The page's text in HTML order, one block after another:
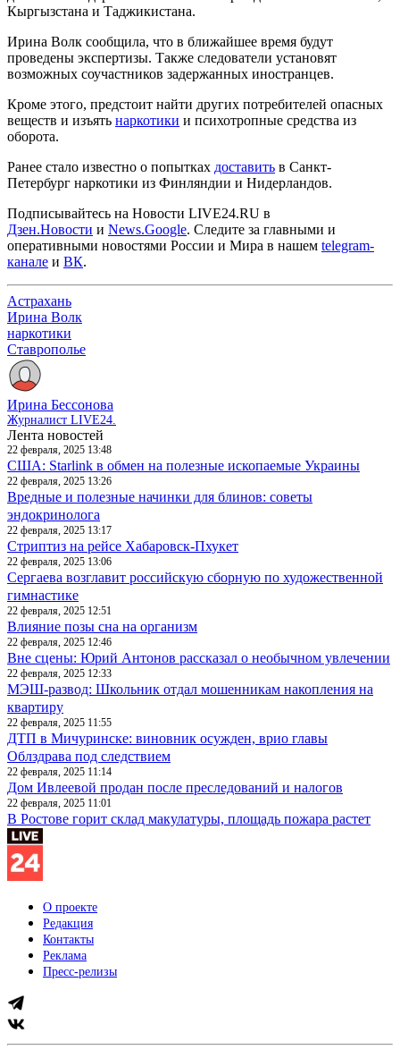
Кыргызстана и Таджикистана.
Ирина Волк сообщила, что в ближайшее время будут
проведены экспертизы. Также следователи установят
возможных соучастников задержанных иностранцев.
Кроме этого, предстоит найти других потребителей опасных
веществ и изъять наркотики и психотропные средства из
оборота.
Ранее стало известно о попытках доставить в Санкт-
Петербург наркотики из Финляндии и Нидерландов.
Подписывайтесь на Новости LIVE24.RU в
Дзен.Новости и News.Google. Следите за главными и
оперативными новостями России и Мира в нашем telegram-
канале и ВК.
Астрахань
Ирина Волк
наркотики
Ставрополье
Ирина Бессонова
Журналист LIVE24.
Лента новостей
22 февраля, 2025 13:48
США: Starlink в обмен на полезные ископаемые Украины
22 февраля, 2025 13:26
Вредные и полезные начинки для блинов: советы
эндокринолога
22 февраля, 2025 13:17
Стриптиз на рейсе Хабаровск-Пхукет
22 февраля, 2025 13:06
Сергаева возглавит российскую сборную по художественной
гимнастике
22 февраля, 2025 12:51
Влияние позы сна на организм
22 февраля, 2025 12:46
Вне сцены: Юрий Антонов рассказал о необычном увлечении
22 февраля, 2025 12:33
МЭШ-развод: Школьник отдал мошенникам накопления на
квартиру
22 февраля, 2025 11:55
ДТП в Мичуринске: виновник осужден, врио главы
Облздрава под следствием
22 февраля, 2025 11:14
Дом Ивлеевой продан после преследований и налогов
22 февраля, 2025 11:01
В Ростове горит склад макулатуры, площадь пожара растет
О проекте
Редакция
Контакты
Реклама
Пресс-релизы